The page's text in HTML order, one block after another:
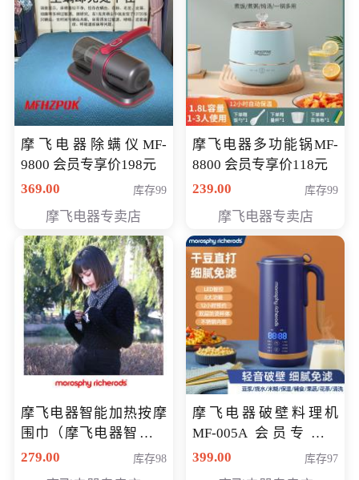
摩飞电器除螨仪MF-
9800 会员专享价198元
369.00
库存99
摩飞电器专卖店
摩飞电器多功能锅MF-
8800 会员专享价118元
239.00
库存99
摩飞电器专卖店
摩飞电器智能加热按摩
围巾（摩飞电器智能加
热按摩围脖） 会员专享
279.00 库存98
摩飞电器破壁料理机
MF-005A 会员专享价
198元
399.00 库存97